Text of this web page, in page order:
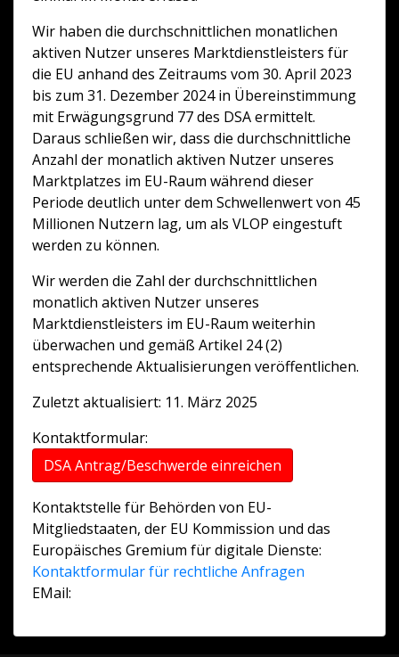
Wir haben die durchschnittlichen monatlichen
aktiven Nutzer unseres Marktdienstleisters für
die EU anhand des Zeitraums vom 30. April 2023
bis zum 31. Dezember 2024 in Übereinstimmung
mit Erwägungsgrund 77 des DSA ermittelt.
Daraus schließen wir, dass die durchschnittliche
Anzahl der monatlich aktiven Nutzer unseres
Marktplatzes im EU-Raum während dieser
Periode deutlich unter dem Schwellenwert von 45
Millionen Nutzern lag, um als VLOP eingestuft
werden zu können.
Wir werden die Zahl der durchschnittlichen
monatlich aktiven Nutzer unseres
Marktdienstleisters im EU-Raum weiterhin
überwachen und gemäß Artikel 24 (2)
entsprechende Aktualisierungen veröffentlichen.
Zuletzt aktualisiert: 11. März 2025
Kontaktformular:
DSA Antrag/Beschwerde einreichen
Kontaktstelle für Behörden von EU-
Mitgliedstaaten, der EU Kommission und das
Europäisches Gremium für digitale Dienste:
Kontaktformular für rechtliche Anfragen
EMail: